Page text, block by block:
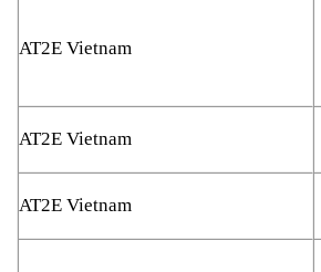
AT2E Vietnam
AT2E Vietnam
AT2E Vietnam